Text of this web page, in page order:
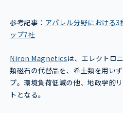
参考記事： アパレル分野における
ップ7社
Niron Magneticsは、エレクトロ
類磁石の代替品を、希土類を用い
プ。環境負荷低減の他、地政学的
トとなる。